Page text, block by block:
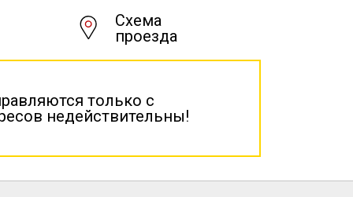
Схема
проезда
только с
недействительны!